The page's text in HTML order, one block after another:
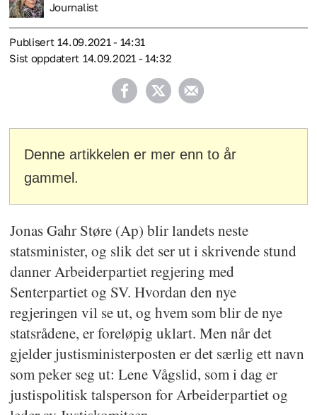
Journalist
Publisert
14.09.2021 - 14:31
Sist oppdatert
14.09.2021 - 14:32
Denne artikkelen er mer enn to år
gammel.
Jonas Gahr Støre (Ap) blir landets neste
statsminister, og slik det ser ut i skrivende stund
danner Arbeiderpartiet regjering med
Senterpartiet og SV. Hvordan den nye
regjeringen vil se ut, og hvem som blir de nye
statsrådene, er foreløpig uklart. Men når det
gjelder justisministerposten er det særlig ett navn
som peker seg ut: Lene Vågslid, som i dag er
justispolitisk talsperson for Arbeiderpartiet og